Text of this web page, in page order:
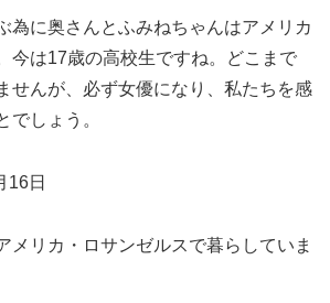
為に奥さんとふみねちゃんはアメリカ
今は17歳の高校生ですね。どこまで
せんが、必ず女優になり、私たちを感
でしょう。
16日
メリカ・ロサンゼルスで暮らしていま